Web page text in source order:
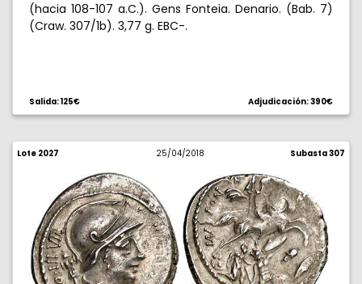
(hacia 108-107 a.C.). Gens Fonteia. Denario. (Bab. 7)
(Craw. 307/1b). 3,77 g. EBC-.
Salida: 125€ Adjudicación: 390€
Lote 2027 25/04/2018 Subasta 307